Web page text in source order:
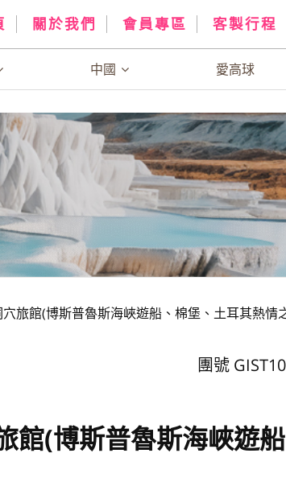
關於我們 會員專區 客製行程
中國 愛高球
旅館(博斯普魯斯海峽遊船、棉堡、土耳其熱情
團號
館(博斯普魯斯海峽遊